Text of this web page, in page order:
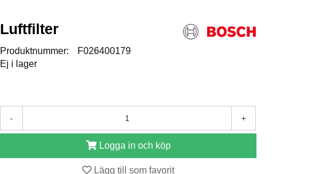
Luftfilter
Produktnummer:
F026400179
Ej i lager
- +
Logga in och köp
Lägg till som favorit